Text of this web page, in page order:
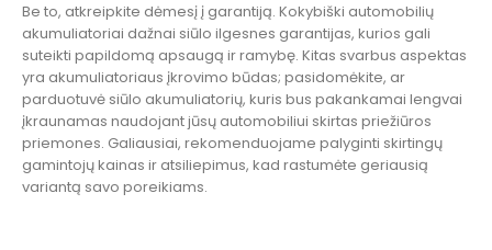
Be to, atkreipkite dėmesį į garantiją. Kokybiški automobilių
akumuliatoriai dažnai siūlo ilgesnes garantijas, kurios gali
suteikti papildomą apsaugą ir ramybę. Kitas svarbus aspektas
yra akumuliatoriaus įkrovimo būdas; pasidomėkite, ar
parduotuvė siūlo akumuliatorių, kuris bus pakankamai lengvai
įkraunamas naudojant jūsų automobiliui skirtas priežiūros
priemones. Galiausiai, rekomenduojame palyginti skirtingų
gamintojų kainas ir atsiliepimus, kad rastumėte geriausią
variantą savo poreikiams.